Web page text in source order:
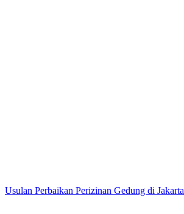
Usulan Perbaikan Perizinan Gedung di Jakarta